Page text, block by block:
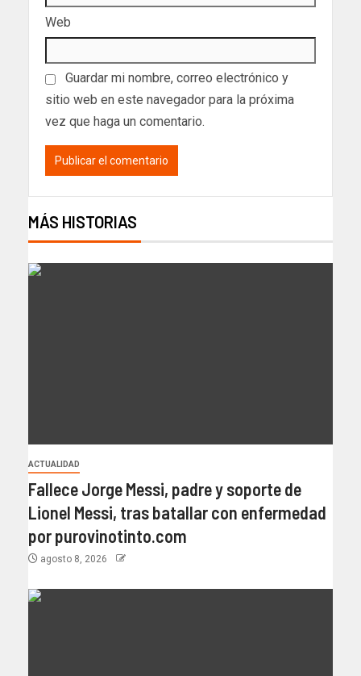
Web
Guardar mi nombre, correo electrónico y
sitio web en este navegador para la próxima
vez que haga un comentario.
MÁS HISTORIAS
ACTUALIDAD
Fallece Jorge Messi, padre y soporte de
Lionel Messi, tras batallar con enfermedad
por purovinotinto.com
agosto 8, 2026